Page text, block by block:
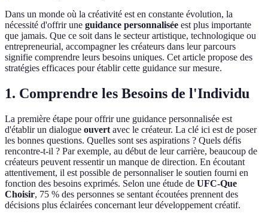
Dans un monde où la créativité est en constante évolution, la
nécessité d'offrir une guidance personnalisée est plus importante
que jamais. Que ce soit dans le secteur artistique, technologique ou
entrepreneurial, accompagner les créateurs dans leur parcours
signifie comprendre leurs besoins uniques. Cet article propose des
stratégies efficaces pour établir cette guidance sur mesure.
1. Comprendre les Besoins de l'Individu
La première étape pour offrir une guidance personnalisée est
d'établir un dialogue ouvert avec le créateur. La clé ici est de poser
les bonnes questions. Quelles sont ses aspirations ? Quels défis
rencontre-t-il ? Par exemple, au début de leur carrière, beaucoup de
créateurs peuvent ressentir un manque de direction. En écoutant
attentivement, il est possible de personnaliser le soutien fourni en
fonction des besoins exprimés. Selon une étude de UFC-Que
Choisir, 75 % des personnes se sentant écoutées prennent des
décisions plus éclairées concernant leur développement créatif.